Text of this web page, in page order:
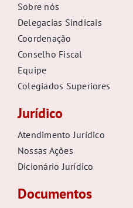
Sobre nós
Delegacias Sindicais
Coordenação
Conselho Fiscal
Equipe
Colegiados Superiores
Jurídico
Atendimento Jurídico
Nossas Ações
Dicionário Jurídico
Documentos